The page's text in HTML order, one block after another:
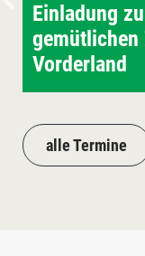
Einladung
gemütlichen
Vorderland
alle Termine